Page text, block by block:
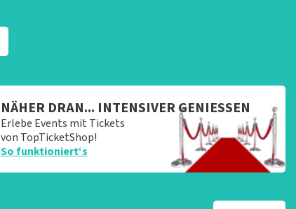
NÄHER DRAN... INTENSIVER GENIESSEN
Erlebe Events mit Tickets
von TopTicketShop!
So funktioniert‘s